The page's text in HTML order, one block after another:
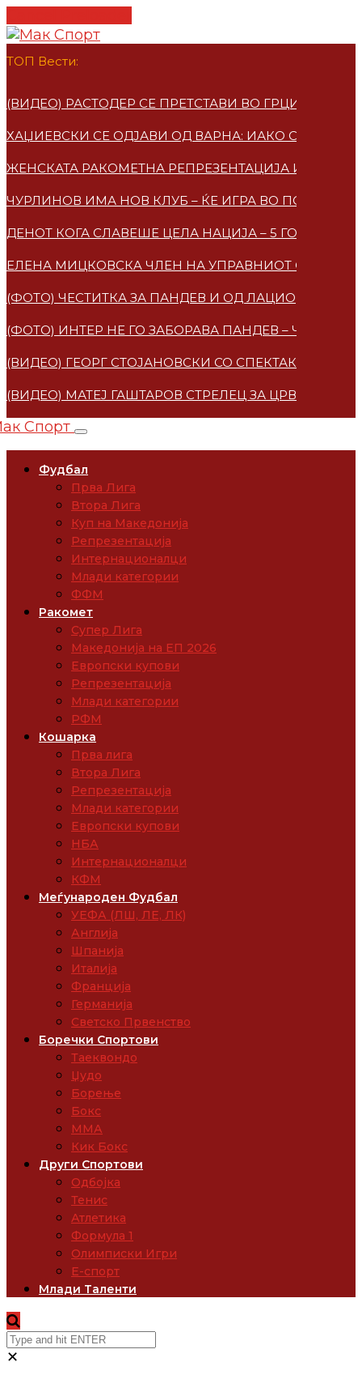
ТОП Вести:
(ВИДЕО) РАСТОДЕР СЕ ПРЕТСТАВИ ВО ГРЦИЈА –
ХАЏИЕВСКИ СЕ ОДЈАВИ ОД ВАРНА: ИАКО СУМ
ЖЕНСКАТА РАКОМЕТНА РЕПРЕЗЕНТАЦИЈА ИМАА
ЧУРЛИНОВ ИМА НОВ КЛУБ – ЌЕ ИГРА ВО ПОЛСКА
ДЕНОТ КОГА СЛАВЕШЕ ЦЕЛА НАЦИЈА – 5 ГОДИНИ
ЕЛЕНА МИЦКОВСКA ЧЛЕН НА УПРАВНИОТ ОДБОР
(ФОТО) ЧЕСТИТКА ЗА ПАНДЕВ И ОД ЛАЦИО
(ФОТО) ИНТЕР НЕ ГО ЗАБОРАВА ПАНДЕВ –
(ВИДЕО) ГЕОРГ СТОЈАНОВСКИ СО СПЕКТАКУЛАРЕН
(ВИДЕО) МАТЕЈ ГАШТАРОВ СТРЕЛЕЦ ЗА ЦРВЕНА
Фудбал
Прва Лига
Втора Лига
Куп на Македонија
Репрезентација
Интернационалци
Млади категории
ФФМ
Ракомет
Супер Лига
Македонија на ЕП 2026
Европски купови
Репрезентација
Млади категории
РФМ
Кошарка
Прва лига
Втора Лига
Репрезентација
Млади категории
Европски купови
НБА
Интернационалци
КФМ
Меѓународен Фудбал
УЕФА (ЛШ, ЛЕ, ЛК)
Англија
Шпанија
Италија
Франција
Германија
Светско Првенство
Боречки Спортови
Таеквондо
Џудо
Борење
Бокс
ММА
Кик Бокс
Други Спортови
Одбојка
Тенис
Атлетика
Формула 1
Олимписки Игри
Е-спорт
Млади Таленти
✕